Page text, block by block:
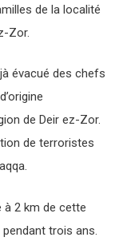
de la localité
Zor.
évacué des chefs
de Deir ez-Zor.
de terroristes
à 2 km de cette
trois ans.